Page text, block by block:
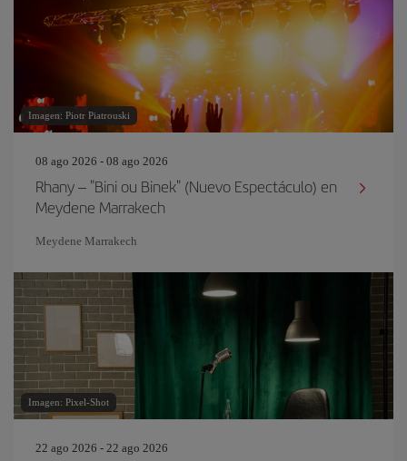
Imagen: Piotr Piatrouski
08 ago 2026 - 08 ago 2026
Rhany – "Bini ou Binek" (Nuevo Espectáculo) en
Meydene Marrakech
Meydene Marrakech
Imagen: Pixel-Shot
22 ago 2026 - 22 ago 2026